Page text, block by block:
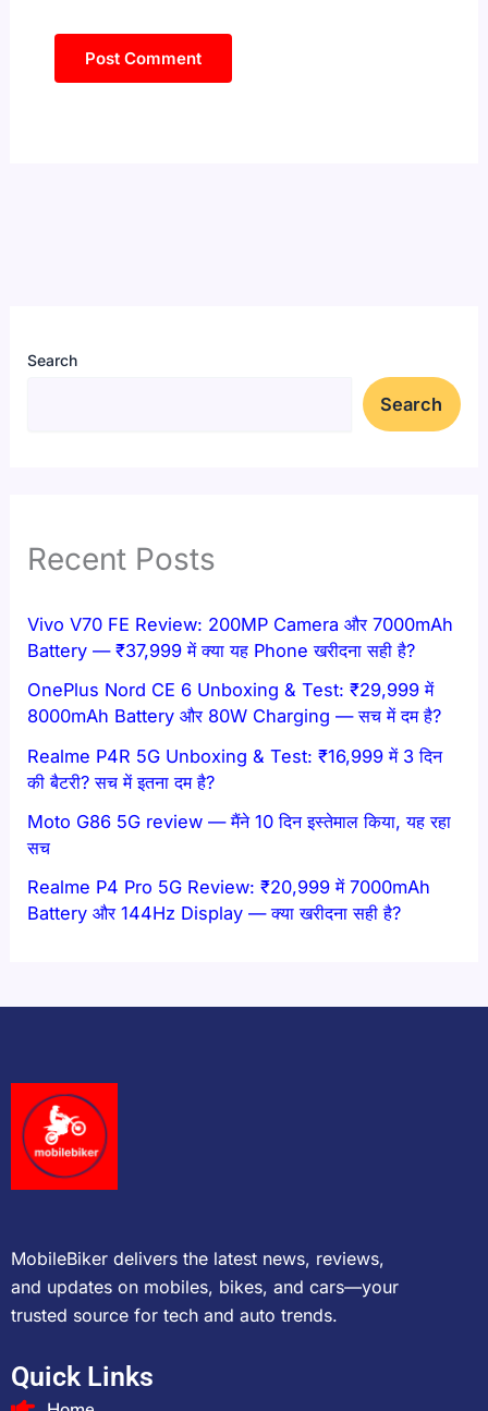
Search
Search
Recent Posts
Vivo V70 FE Review: 200MP Camera और 7000mAh
Battery — ₹37,999 में क्या यह Phone खरीदना सही है?
OnePlus Nord CE 6 Unboxing & Test: ₹29,999 में
8000mAh Battery और 80W Charging — सच में दम है?
Realme P4R 5G Unboxing & Test: ₹16,999 में 3 दिन
की बैटरी? सच में इतना दम है?
Moto G86 5G review — मैंने 10 दिन इस्तेमाल किया, यह रहा
सच
Realme P4 Pro 5G Review: ₹20,999 में 7000mAh
Battery और 144Hz Display — क्या खरीदना सही है?
MobileBiker delivers the latest news, reviews,
and updates on mobiles, bikes, and cars—your
trusted source for tech and auto trends.
Quick Links